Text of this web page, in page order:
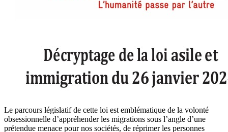
Le parcours législatif de cette loi est emblématique de la volonté
obsessionnelle d’appréhender les migrations sous l’angle d’une
prétendue menace pour nos sociétés, de réprimer les personnes